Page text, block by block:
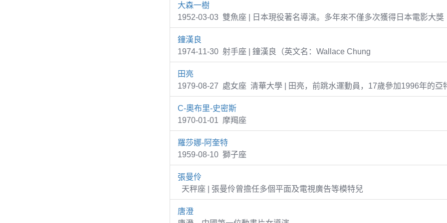
大森一樹
1952-03-03 雙魚座 | 日本現役著名導演。多年來不僅多次獲得日本電影大獎
鐘漢良
1974-11-30 射手座 | 鐘漢良（英文名：Wallace Chung
田亮
1979-08-27 處女座 清華大學 | 田亮，前跳水運動員，17歲參加1996年的亞
C-奧布里-史密斯
1970-01-01 摩羯座
羅莎娜-阿奎特
1959-08-10 獅子座
張曼伶
天秤座 | 張曼伶曾擔任多個平面及電視廣告等模特兒
唐澄